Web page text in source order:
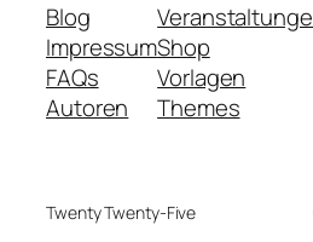
Blog
Impressum
FAQs
Autoren
Shop
Vorlagen
Themes
Twenty Twenty-Five